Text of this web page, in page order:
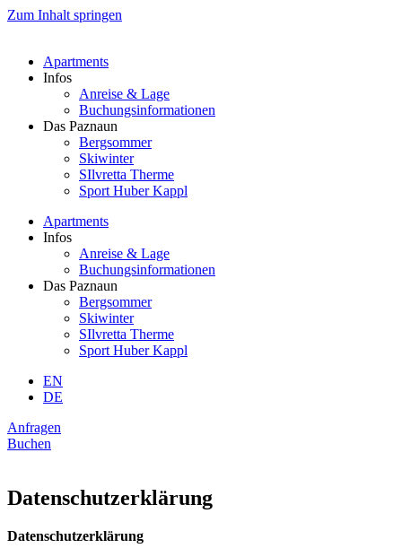
Zum Inhalt springen
Apartments
Infos
Anreise & Lage
Buchungsinformationen
Das Paznaun
Bergsommer
Skiwinter
SIlvretta Therme
Sport Huber Kappl
Apartments
Infos
Anreise & Lage
Buchungsinformationen
Das Paznaun
Bergsommer
Skiwinter
SIlvretta Therme
Sport Huber Kappl
EN
DE
Anfragen
Buchen
Datenschutz­erklärung
Datenschutzerklärung